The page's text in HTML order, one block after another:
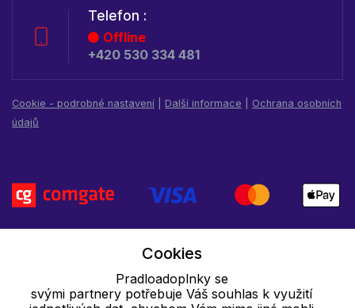
Telefon :
Offline
+420 530 334 481
Cookie - podrobné nastavení Další informace
Ochrana osobních
údajů
Cookies
Pradloadoplnky se
svými partnery potřebuje Váš souhlas k využití